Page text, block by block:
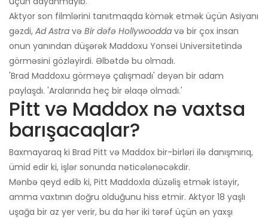
Aktyor son filmlərini tanıtmaqda kömək etmək üçün Asiyanı
gəzdi, Ad Astra və Bir dəfə Hollywoodda və bir çox insan
onun yanından düşərək Maddoxu Yonsei Universitetində
görməsini gözləyirdi. Əlbətdə bu olmadı.
'Brad Maddoxu görməyə çalışmadı' deyən bir adam
paylaşdı. 'Aralarında heç bir əlaqə olmadı.'
Pitt və Maddox nə vaxtsa
barışacaqlar?
Baxmayaraq ki Brad Pitt və Maddox bir-birləri ilə danışmırıq,
ümid edir ki, işlər sonunda nəticələnəcəkdir.
Mənbə qeyd edib ki, Pitt Maddoxla düzəliş etmək istəyir,
amma vaxtının doğru olduğunu hiss etmir. Aktyor 18 yaşlı
uşağa bir az yer verir, bu da hər iki tərəf üçün ən yaxşı